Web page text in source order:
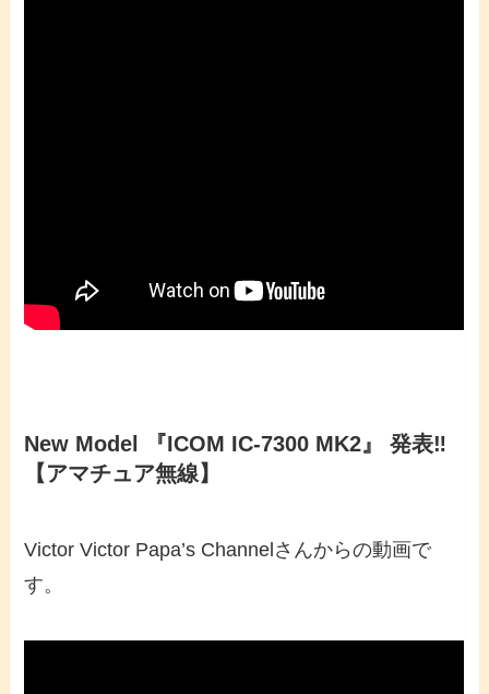
New Model 『ICOM IC-7300 MK2』 発表‼️
【アマチュア無線】
Victor Victor Papa’s Channelさんからの動画で
す。